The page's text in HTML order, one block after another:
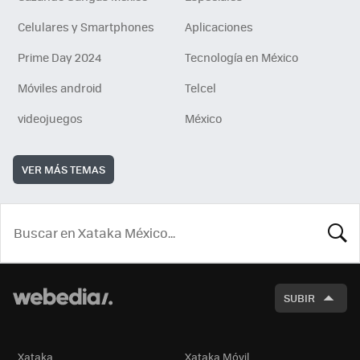
Celulares y Smartphones
Aplicaciones
Prime Day 2024
Tecnología en México
Móviles android
Telcel
videojuegos
México
VER MÁS TEMAS
SUBIR
Xataka Xataka Móvil